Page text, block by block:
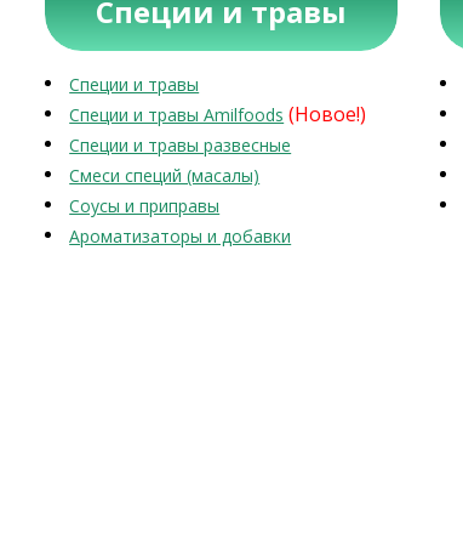
Специи и травы
Специи и травы
Специи и травы Amilfoods (Новое!)
Специи и травы развесные
Смеси специй (масалы)
Соусы и приправы
Ароматизаторы и добавки